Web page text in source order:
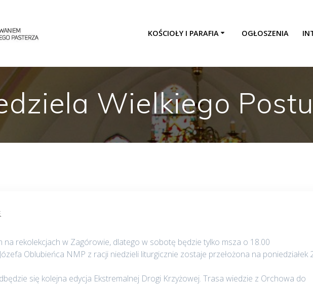
KOŚCIOŁY I PARAFIA OGŁOSZENIA
Wielkiego
na rekolekcjach w Zagórowie, dlatego w sobotę będzie tylko msza o 18.00
Oblubieńca NMP z racji niedzieli liturgicznie zostaje przełożona na poniedziałek
się kolejna edycja Ekstremalnej Drogi Krzyżowej. Trasa wiedzie z Orchowa do